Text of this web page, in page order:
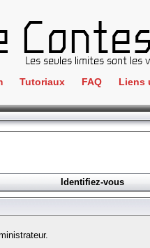
Tutoriaux FAQ Liens
IRC
Identifiez-vous